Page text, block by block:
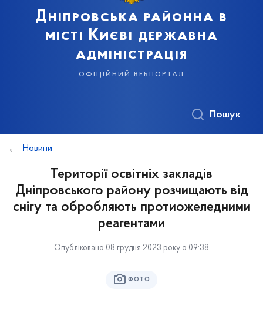
Дніпровська районна в
місті Києві державна
адміністрація
офіційний вебпортал
Пошук
Новини
Території освітніх закладів
Дніпровського району розчищають від
снігу та обробляють протиожеледними
реагентами
Опубліковано 08 грудня 2023 року о 09:38
ФОТО